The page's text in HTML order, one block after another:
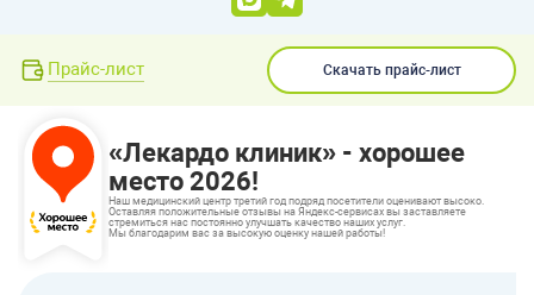
Прайс-лист Скачать прайс-лист
«Лекардо клиник» - хорошее
место 2026!
Наш медицинский центр третий год подряд посетители оценивают высоко.
Оставляя положительные отзывы на Яндекс-сервисах вы заставляете
стремиться нас постоянно улучшать качество наших услуг.
Мы благодарим вас за высокую оценку нашей работы!